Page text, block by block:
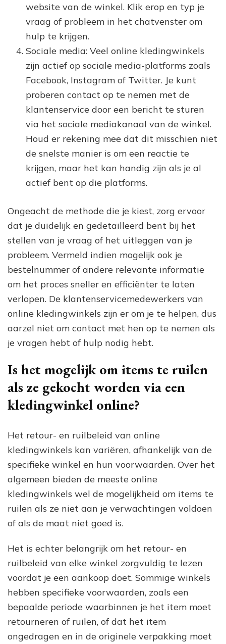
website van de winkel. Klik erop en typ je
vraag of probleem in het chatvenster om
hulp te krijgen.
Sociale media: Veel online kledingwinkels
zijn actief op sociale media-platforms zoals
Facebook, Instagram of Twitter. Je kunt
proberen contact op te nemen met de
klantenservice door een bericht te sturen
via het sociale mediakanaal van de winkel.
Houd er rekening mee dat dit misschien niet
de snelste manier is om een reactie te
krijgen, maar het kan handig zijn als je al
actief bent op die platforms.
Ongeacht de methode die je kiest, zorg ervoor
dat je duidelijk en gedetailleerd bent bij het
stellen van je vraag of het uitleggen van je
probleem. Vermeld indien mogelijk ook je
bestelnummer of andere relevante informatie
om het proces sneller en efficiënter te laten
verlopen. De klantenservicemedewerkers van
online kledingwinkels zijn er om je te helpen, dus
aarzel niet om contact met hen op te nemen als
je vragen hebt of hulp nodig hebt.
Is het mogelijk om items te ruilen
als ze gekocht worden via een
kledingwinkel online?
Het retour- en ruilbeleid van online
kledingwinkels kan variëren, afhankelijk van de
specifieke winkel en hun voorwaarden. Over het
algemeen bieden de meeste online
kledingwinkels wel de mogelijkheid om items te
ruilen als ze niet aan je verwachtingen voldoen
of als de maat niet goed is.
Het is echter belangrijk om het retour- en
ruilbeleid van elke winkel zorgvuldig te lezen
voordat je een aankoop doet. Sommige winkels
hebben specifieke voorwaarden, zoals een
bepaalde periode waarbinnen je het item moet
retourneren of ruilen, of dat het item
ongedragen en in de originele verpakking moet